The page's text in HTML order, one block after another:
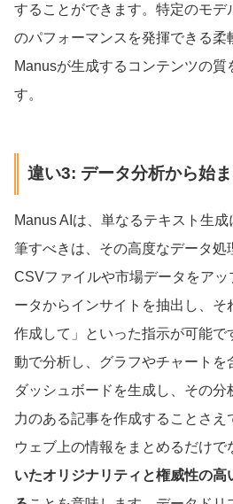
することができます。特定のモデ
のパフォーマンスを発揮できる柔
Manusが生成するコンテンツの
す。
違い3: データ分析から始
Manus AIは、単なるテキスト生
筆すべきは、その高度なデータ処
CSVファイルや市場データをア
ータからインサイトを抽出し、そ
作成して」といった指示が可能で
動で分析し、グラフやチャートを
ダッシュボードを生成し、その
力のある記事を作成することさえ
ウェブ上の情報をまとめるだけで
いたオリジナリティと権威性の高